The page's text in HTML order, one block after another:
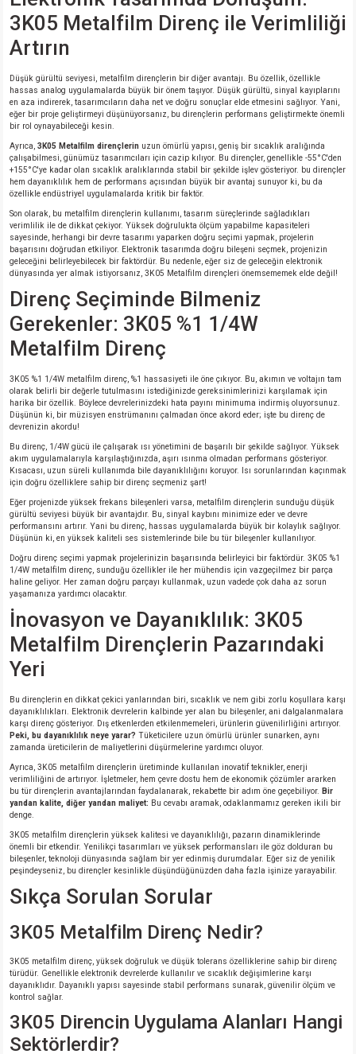
MARKA)
3K05 Metalfilm Direnç ile Verimliliği
Artırın
Düşük gürültü seviyesi, metalfilm dirençlerin bir diğer avantajı. Bu özellik, özellikle
hassas analog uygulamalarda büyük bir önem taşıyor. Düşük gürültü, sinyal kayıplarını
en aza indirerek, tasarımcıların daha net ve doğru sonuçlar elde etmesini sağlıyor. Yani,
eğer bir proje geliştirmeyi düşünüyorsanız, bu dirençlerin performans geliştirmekte önemli
bir rol oynayabileceği kesin.
Ayrıca, 3K05 Metalfilm dirençlerin uzun ömürlü yapısı, geniş bir sıcaklık aralığında
çalışabilmesi, günümüz tasarımcıları için cazip kılıyor. Bu dirençler, genellikle -55°C'den
+155°C'ye kadar olan sıcaklık aralıklarında stabil bir şekilde işlev gösteriyor. bu dirençler
hem dayanıklılık hem de performans açısından büyük bir avantaj sunuyor ki, bu da
özellikle endüstriyel uygulamalarda kritik bir faktör.
Son olarak, bu metalfilm dirençlerin kullanımı, tasarım süreçlerinde sağladıkları
verimlilik ile de dikkat çekiyor. Yüksek doğrulukta ölçüm yapabilme kapasiteleri
sayesinde, herhangi bir devre tasarımı yaparken doğru seçimi yapmak, projelerin
başarısını doğrudan etkiliyor. Elektronik tasarımda doğru bileşeni seçmek, projenizin
geleceğini belirleyebilecek bir faktördür. Bu nedenle, eğer siz de geleceğin elektronik
dünyasında yer almak istiyorsanız, 3K05 Metalfilm dirençleri önemsememek elde değil!
Direnç Seçiminde Bilmeniz
Gerekenler: 3K05 %1 1/4W
Metalfilm Direnç
3K05 %1 1/4W metalfilm direnç, %1 hassasiyeti ile öne çıkıyor. Bu, akımın ve voltajın tam
olarak belirli bir değerle tutulmasını istediğinizde gereksinimlerinizi karşılamak için
harika bir özellik. Böylece devrelerinizdeki hata payını minimuma indirmiş oluyorsunuz.
Düşünün ki, bir müzisyen enstrümanını çalmadan önce akord eder; işte bu direnç de
devrenizin akordu!
Bu direnç, 1/4W gücü ile çalışarak ısı yönetimini de başarılı bir şekilde sağlıyor. Yüksek
akım uygulamalarıyla karşılaştığınızda, aşırı ısınma olmadan performans gösteriyor.
Kısacası, uzun süreli kullanımda bile dayanıklılığını koruyor. Isı sorunlarından kaçınmak
için doğru özelliklere sahip bir direnç seçmeniz şart!
Eğer projenizde yüksek frekans bileşenleri varsa, metalfilm dirençlerin sunduğu düşük
gürültü seviyesi büyük bir avantajdır. Bu, sinyal kaybını minimize eder ve devre
performansını artırır. Yani bu direnç, hassas uygulamalarda büyük bir kolaylık sağlıyor.
Düşünün ki, en yüksek kaliteli ses sistemlerinde bile bu tür bileşenler kullanılıyor.
Doğru direnç seçimi yapmak projelerinizin başarısında belirleyici bir faktördür. 3K05 %1
1/4W metalfilm direnç, sunduğu özellikler ile her mühendis için vazgeçilmez bir parça
haline geliyor. Her zaman doğru parçayı kullanmak, uzun vadede çok daha az sorun
yaşamanıza yardımcı olacaktır.
İnovasyon ve Dayanıklılık: 3K05
Metalfilm Dirençlerin Pazarındaki
Yeri
Bu dirençlerin en dikkat çekici yanlarından biri, sıcaklık ve nem gibi zorlu koşullara karşı
dayanıklılıkları. Elektronik devrelerin kalbinde yer alan bu bileşenler, ani dalgalanmalara
karşı direnç gösteriyor. Dış etkenlerden etkilenmemeleri, ürünlerin güvenilirliğini artırıyor.
Peki, bu dayanıklılık neye yarar? Tüketicilere uzun ömürlü ürünler sunarken, aynı
zamanda üreticilerin de maliyetlerini düşürmelerine yardımcı oluyor.
Ayrıca, 3K05 metalfilm dirençlerin üretiminde kullanılan inovatif teknikler, enerji
verimliliğini de artırıyor. İşletmeler, hem çevre dostu hem de ekonomik çözümler ararken
bu tür dirençlerin avantajlarından faydalanarak, rekabette bir adım öne geçebiliyor.
Bir
yandan kalite, diğer yandan maliyet: Bu cevabı aramak, odaklanmamız gereken ikili bir
denge.
3K05 metalfilm dirençlerin yüksek kalitesi ve dayanıklılığı, pazarın dinamiklerinde
önemli bir etkendir. Yenilikçi tasarımları ve yüksek performansları ile göz dolduran bu
bileşenler, teknoloji dünyasında sağlam bir yer edinmiş durumdalar. Eğer siz de yenilik
peşindeyseniz, bu dirençler kesinlikle düşündüğünüzden daha fazla işinize yarayabilir.
Sıkça Sorulan Sorular
3K05 Metalfilm Direnç Nedir?
3K05 metalfilm direnç, yüksek doğruluk ve düşük tolerans özelliklerine sahip bir direnç
türüdür. Genellikle elektronik devrelerde kullanılır ve sıcaklık değişimlerine karşı
dayanıklıdır. Dayanıklı yapısı sayesinde stabil performans sunarak, güvenilir ölçüm ve
kontrol sağlar.
3K05 Direncin Uygulama Alanları Hangi
Sektörlerdir?